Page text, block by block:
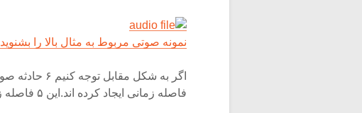
نمونه صوتی مربوط به مثال بالا را بشنوید
فاصله زمانی ایجاد کرده اند.این ۵ فاصله زمانی عبارتند از :